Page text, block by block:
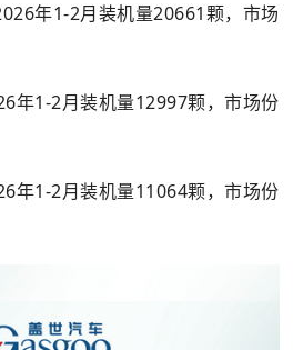
年1-2月装机量20661颗，市场
年1-2月装机量12997颗，市场份
年1-2月装机量11064颗，市场份